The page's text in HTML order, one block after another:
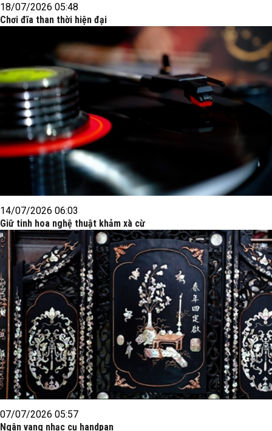
18/07/2026 05:48
Chơi đĩa than thời hiện đại
14/07/2026 06:03
Giữ tinh hoa nghệ thuật khảm xà cừ
07/07/2026 05:57
Ngân vang nhạc cụ handpan